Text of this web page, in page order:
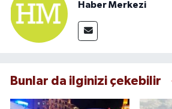
Haber Merkezi
Bunlar da ilginizi çekebilir